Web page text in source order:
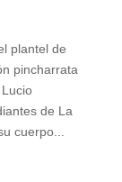
plantel de
pincharrata
de La
cuerpo...